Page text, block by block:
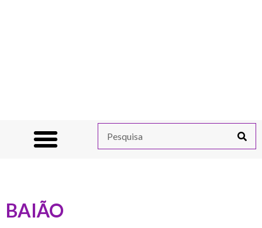
BAIÃO